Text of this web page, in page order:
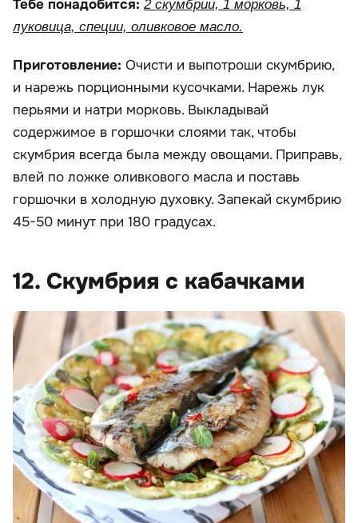
Тебе понадобится: 2 скумбрии, 1 морковь, 1
луковица, специи, оливковое масло.
Приготовление: Очисти и выпотроши скумбрию,
и нарежь порционными кусочками. Нарежь лук
перьями и натри морковь. Выкладывай
содержимое в горшочки слоями так, чтобы
скумбрия всегда была между овощами. Приправь,
влей по ложке оливкового масла и поставь
горшочки в холодную духовку. Запекай скумбрию
45-50 минут при 180 градусах.
12. Скумбрия с кабачками